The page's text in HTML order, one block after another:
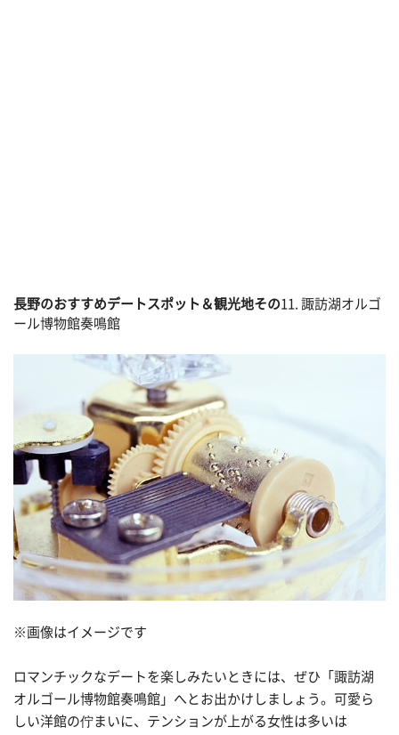
長野のおすすめデートスポット＆観光地その11. 諏訪湖オルゴ
ール博物館奏鳴館
※画像はイメージです
ロマンチックなデートを楽しみたいときには、ぜひ「諏訪湖
オルゴール博物館奏鳴館」へとお出かけしましょう。可愛ら
しい洋館の佇まいに、テンションが上がる女性は多いは